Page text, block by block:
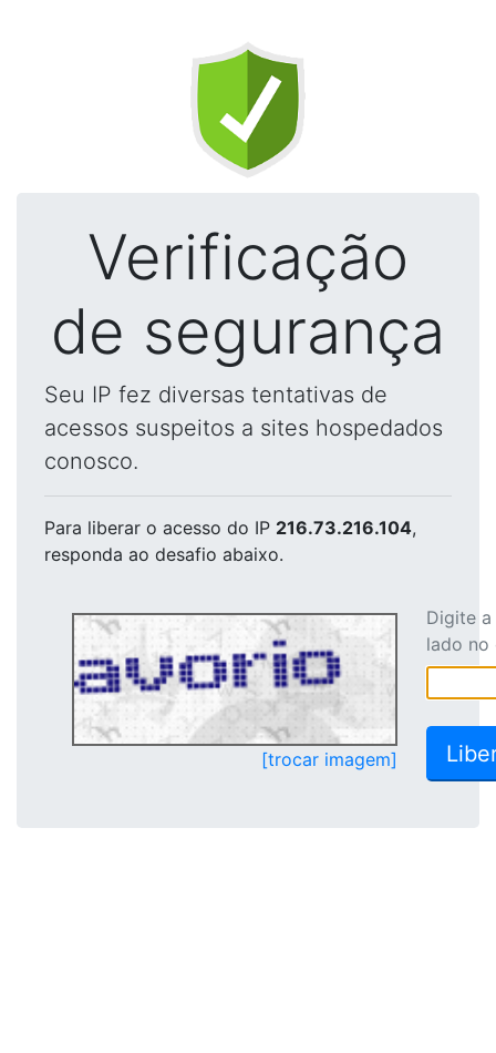
Verificação
de segurança
Seu IP fez diversas tentativas de
acessos suspeitos a sites hospedados
conosco.
Para liberar o acesso do IP 216.73.216.104,
responda ao desafio abaixo.
[trocar imagem]
Digite
lado no